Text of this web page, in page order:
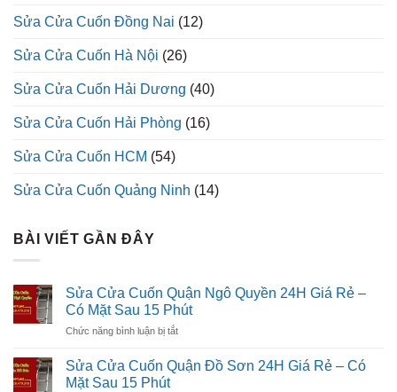
Sửa Cửa Cuốn Đồng Nai (12)
Sửa Cửa Cuốn Hà Nội (26)
Sửa Cửa Cuốn Hải Dương (40)
Sửa Cửa Cuốn Hải Phòng (16)
Sửa Cửa Cuốn HCM (54)
Sửa Cửa Cuốn Quảng Ninh (14)
BÀI VIẾT GẦN ĐÂY
Sửa Cửa Cuốn Quận Ngô Quyền 24H Giá Rẻ –
Có Mặt Sau 15 Phút
Chức năng bình luận bị tắtở
Cửa
Cuốn
Sửa Cửa Cuốn Quận Đồ Sơn 24H Giá Rẻ – Có
Mặt Sau 15 Phút